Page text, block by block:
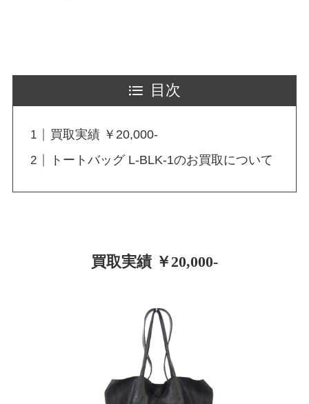
目次
買取実績 ￥20,000-
トートバッグ L-BLK-1のお買取について
買取実績 ￥20,000-